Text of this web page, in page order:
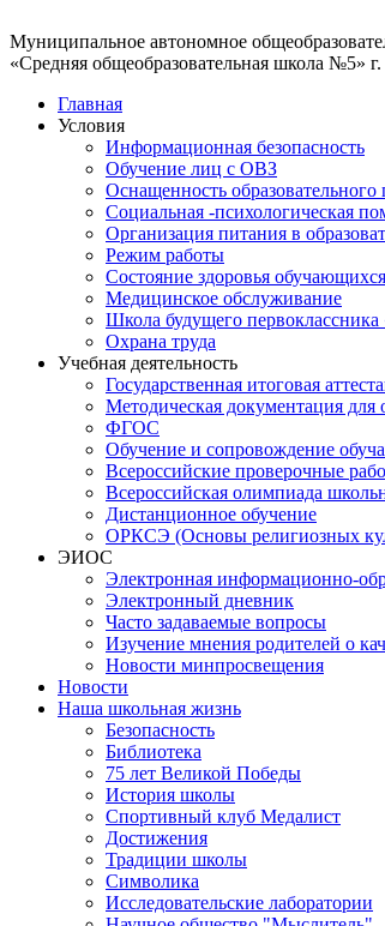
Муниципальное автономное
«Средняя общеобразовательная школа №5»
Главная
Условия
Информационная безопасность
Обучение лиц с ОВЗ
Оснащенность образовательного
Социальная -психологическая
Организация питания в
Режим работы
Состояние здоровья обучающихся
Медицинское обслуживание
Школа будущего первоклассника
Охрана труда
Учебная деятельность
Государственная итоговая
Методическая документация для
ФГОС
Обучение и сопровождение
Всероссийские проверочные
Всероссийская олимпиада
Дистанционное обучение
ОРКСЭ (Основы религиозных
ЭИОС
Электронная информационно-
Электронный дневник
Часто задаваемые вопросы
Изучение мнения родителей о
Новости минпросвещения
Новости
Наша школьная жизнь
Безопасность
Библиотека
75 лет Великой Победы
История школы
Спортивный клуб Медалист
Достижения
Традиции школы
Символика
Исследовательские лаборатории